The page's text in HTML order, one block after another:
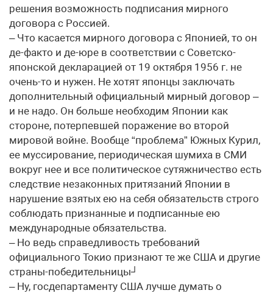
решения возможность подписания мирного
договора с Россией.
– Что касается мирного договора с Японией, то он
де-факто и де-юре в соответствии с Советско-
японской декларацией от 19 октября 1956 г. не
очень-то и нужен. Не хотят японцы заключать
дополнительный официальный мирный договор –
и не надо. Он больше необходим Японии как
стороне, потерпевшей поражение во второй
мировой войне. Вообще “проблема” Южных Курил,
ее муссирование, периодическая шумиха в СМИ
вокруг нее и все политическое сутяжничество есть
следствие незаконных притязаний Японии в
нарушение взятых ею на себя обязательств строго
соблюдать признанные и подписанные ею
международные обязательства.
– Но ведь справедливость требований
официального Токио признают те же США и другие
страны-победительницы┘
– Ну, госдепартаменту США лучше думать о